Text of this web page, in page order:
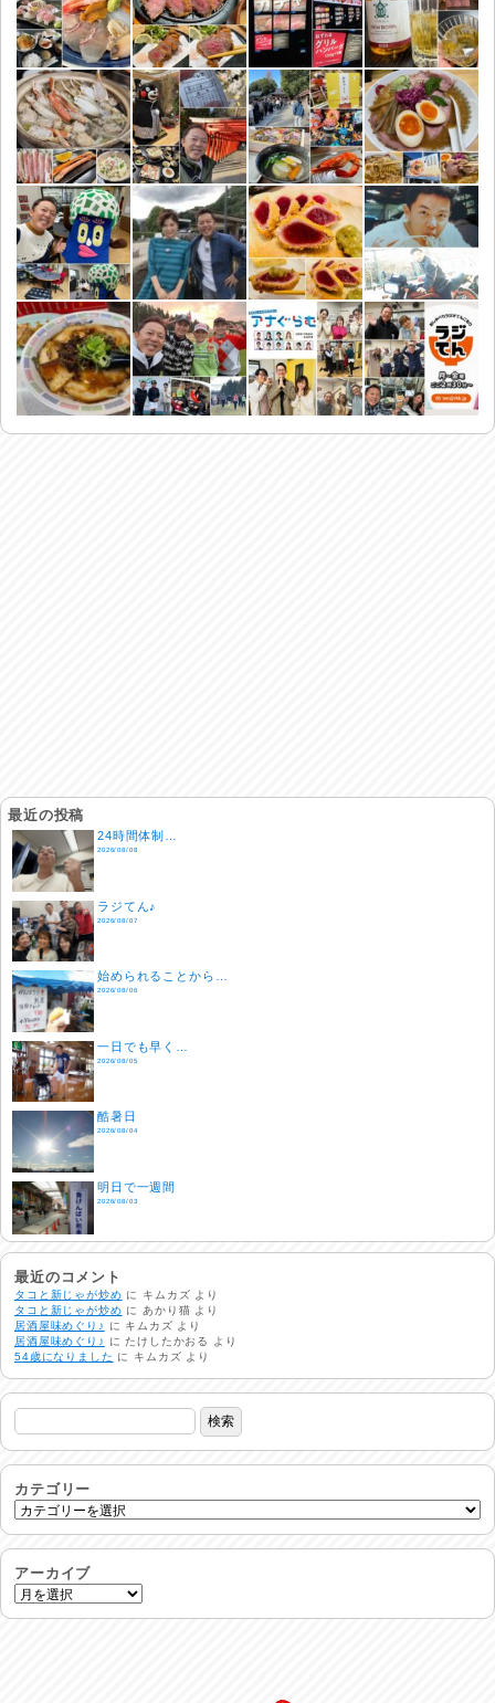
最近の投稿
24時間体制…
2026/08/08
ラジてん♪
2026/08/07
始められることから…
2026/08/06
一日でも早く…
2026/08/05
酷暑日
2026/08/04
明日で一週間
2026/08/03
熱中症注意
2026/08/02
非常時には…
2026/08/01
生活支援情報
2026/07/31
24時間体制
命を守る行動を…
2026/07/29
土用丑の日♪
2026/07/28
最近のコメント
タコと新じゃが炒め に キムカズ より
タコと新じゃが炒め にあかり猫 より
居酒屋味めぐり♪
に キムカズ より
居酒屋味めぐり♪
にたけしたかおる
より
54歳になりました に キムカズ より
カテゴリー
アーカイブ